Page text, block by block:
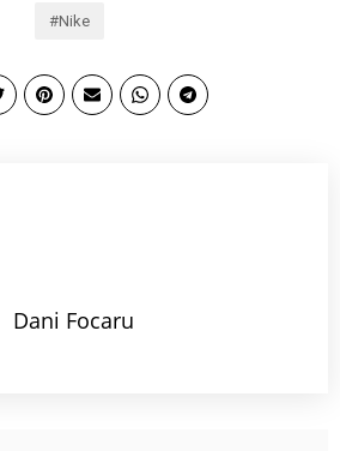
Nike
Dani Focaru